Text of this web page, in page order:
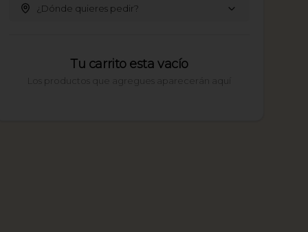
¿Dónde quieres pedir?
Tu carrito esta vacío
Los productos que agregues aparecerán aquí